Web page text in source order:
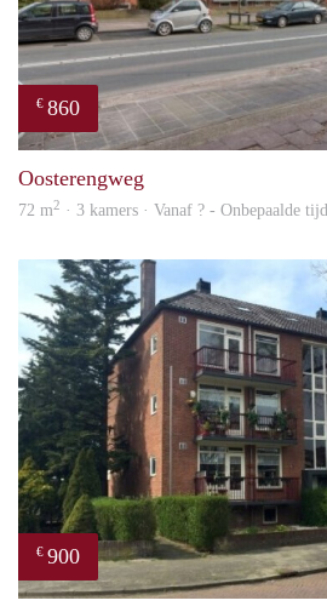
€ 860
Oosterengweg
72 m2 · 3 kamers · Vanaf ? - Onbepaalde tijd
€ 900